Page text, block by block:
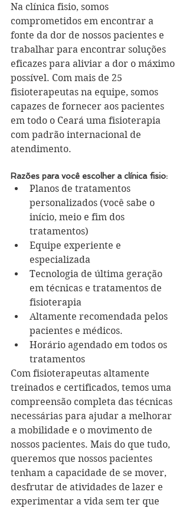
Na clínica fisio, somos
comprometidos em encontrar a
fonte da dor de nossos pacientes e
trabalhar para encontrar soluções
eficazes para aliviar a dor o máximo
possível. Com mais de 25
fisioterapeutas na equipe, somos
capazes de fornecer aos pacientes
em todo o Ceará uma fisioterapia
com padrão internacional de
atendimento.
Razões para você escolher a clínica fisio:
Planos de tratamentos
personalizados (você sabe o
início, meio e fim dos
tratamentos)
Equipe experiente e
especializada
Tecnologia de última geração
em técnicas e tratamentos de
fisioterapia
Altamente recomendada pelos
pacientes e médicos.
Horário agendado em todos os
tratamentos
Com fisioterapeutas altamente
treinados e certificados, temos uma
compreensão completa das técnicas
necessárias para ajudar a melhorar
a mobilidade e o movimento de
nossos pacientes. Mais do que tudo,
queremos que nossos pacientes
tenham a capacidade de se mover,
desfrutar de atividades de lazer e
experimentar a vida sem ter que